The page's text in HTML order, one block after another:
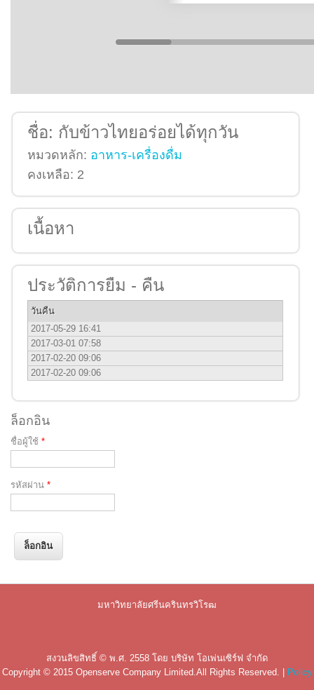
ชื่อ: กับข้าวไทยอร่อยได้ทุกวัน
หมวดหลัก: อาหาร-เครื่องดื่ม
คงเหลือ: 2
เนื้อหา
ประวัติการยืม - คืน
วันคืน
2017-05-29 16:41
2017-03-01 07:58
2017-02-20 09:06
2017-02-20 09:06
ล็อกอิน
ชื่อผู้ใช้ *
รหัสผ่าน *
มหาวิทยาลัยศรีนครินทรวิโรฒ
สงวนลิขสิทธิ์ © พ.ศ. 2558 โดย บริษัท โอเพ่นเซิร์ฟ จำกัด
Copyright © 2015 Openserve Company Limited .All Rights Reserved. | Policy